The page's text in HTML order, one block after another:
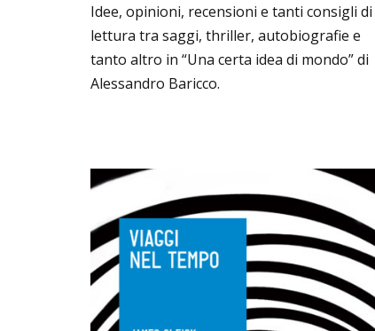
Idee, opinioni, recensioni e tanti consigli di
lettura tra saggi, thriller, autobiografie e
tanto altro in “Una certa idea di mondo” di
Alessandro Baricco.